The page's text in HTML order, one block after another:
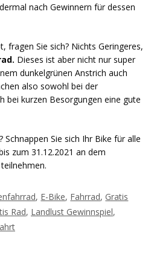
nach Gewinnern für dessen
fragen Sie sich? Nichts Geringeres,
Dieses ist aber nicht nur super
dunkelgrünen Anstrich auch
also sowohl bei der
bei kurzen Besorgungen eine gute
Sie sich Ihr Bike für alle
zum 31.12.2021 an dem
teilnehmen.
, E-Bike, Fahrrad, Gratis
Rad, Landlust Gewinnspiel,